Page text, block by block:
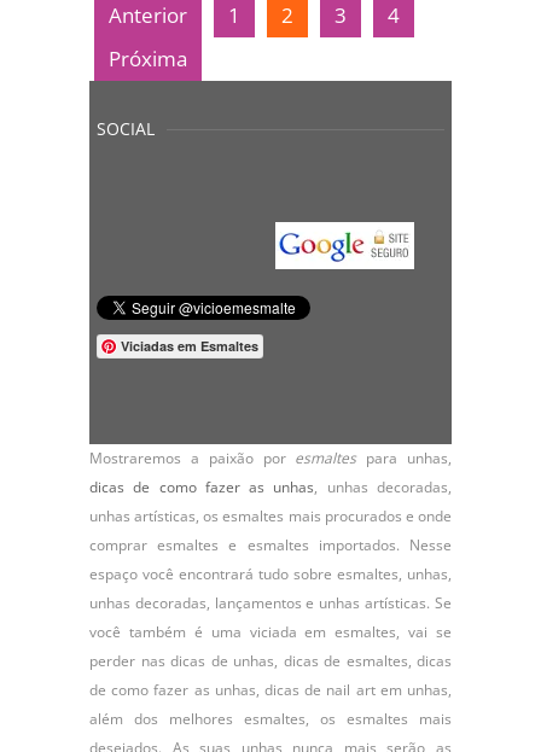
Anterior 1 2 3
4
Próxima
SOCIAL
Viciadas em Esmaltes
Mostraremos a paixão por esmaltes para unhas,
dicas de como fazer as unhas, unhas decoradas,
unhas artísticas, osesmaltes mais procurados e onde
comprar esmaltes e esmaltes importados. Nesse
espaço você encontrará tudo sobre esmaltes, unhas,
unhas decoradas, lançamentos e unhas artísticas. Se
você também é uma viciada em esmaltes, vai se
perder nas dicas de unhas, dicas de esmaltes, dicas
de como fazer as unhas, dicas de nail art em unhas,
além dos melhores esmaltes, os esmaltes mais